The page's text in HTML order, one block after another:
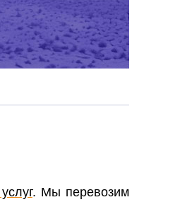
. Мы перевозим